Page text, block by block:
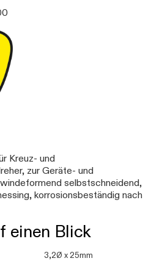
Kreuz- und
zur Geräte- und
selbstschneidend,
korrosionsbeständig nach
einen Blick
3,2Ø x 25mm